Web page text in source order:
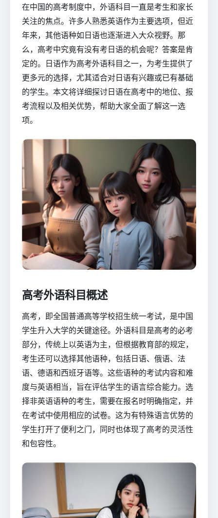
在中国的高考制度中，外语科目一直是考生和家长
关注的焦点。许多人熟悉英语作为主要选项，但近
年来，其他语种如日语也逐渐进入大众视野。那
么，高考中究竟有没有考日语的机会呢？答案是肯
定的。日语作为高考外语科目之一，为考生提供了
更多元的选择，尤其适合对日语有兴趣或已有基础
的学生。本文将详细探讨日语在高考中的地位、报
考流程以及相关优势，帮助大家全面了解这一选
项。
高考外语科目概述
高考，即全国普通高等学校招生统一考试，是中国
学生升入大学的关键途径。外语科目是高考的必考
部分，传统上以英语为主，但根据教育部的规定，
考生还可以选择其他语种，包括日语、俄语、法
语、德语和西班牙语等。这些语种的考试内容和难
度与英语相当，旨在评估学生的语言综合能力。选
择非英语语种的考生，需要在报名时明确指定，并
在考试中使用相应的试卷。这为有特殊语言优势的
学生打开了便利之门，同时也体现了高考的灵活性
和包容性。